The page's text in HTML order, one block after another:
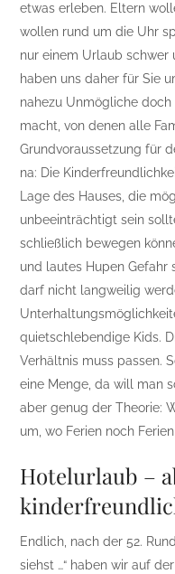
etwas erleben. Eltern
wollen rund um die Uhr
nur einem Urlaub schwer
haben uns daher für Sie
nahezu Unmögliche
macht, von denen alle
Grundvoraussetzung für
na: Die
Lage des Hauses, die
unbeeinträchtigt sein
schließlich bewegen
und lautes Hupen Gefahr
darf nicht langweilig
quietschlebendige Kids.
Verhältnis muss passen.
eine Menge, da will man
aber genug der Theorie:
um, wo Ferien noch
Hotelurlaub –
Endlich, nach der 52.
siehst …“ haben wir auf